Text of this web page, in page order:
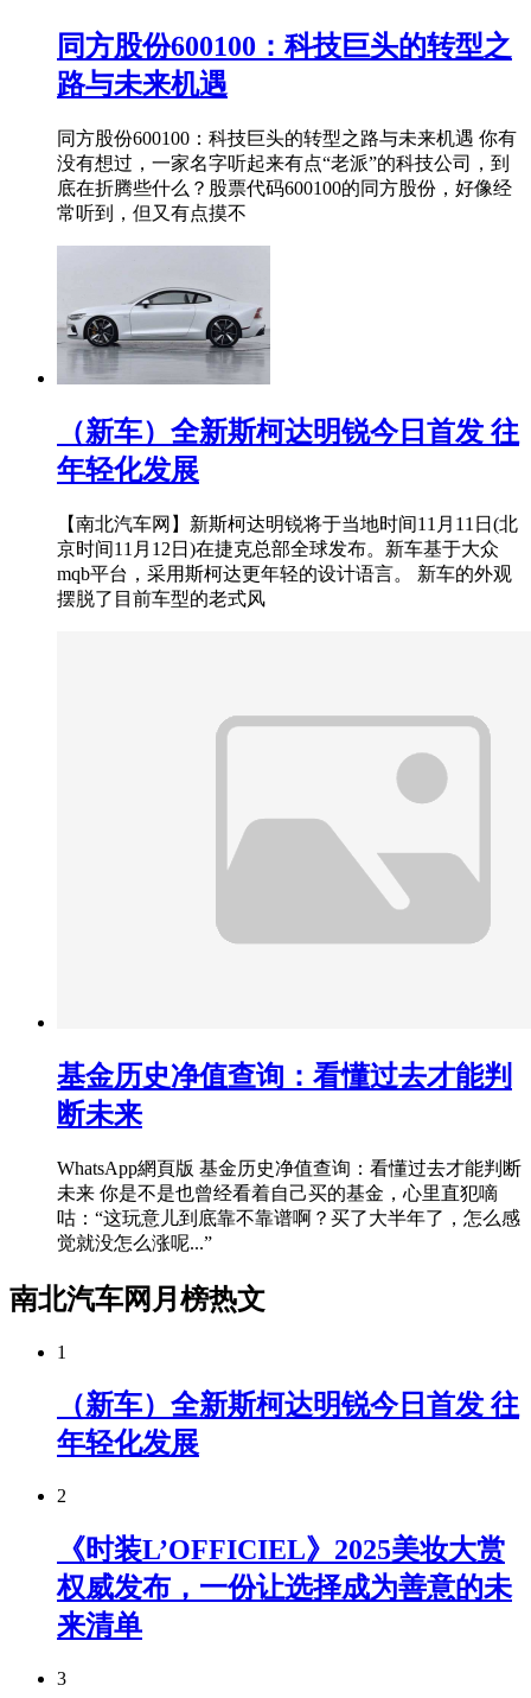
同方股份600100：科技巨头的转型之
路与未来机遇
同方股份600100：科技巨头的转型之路与未来机遇 你有
没有想过，一家名字听起来有点“老派”的科技公司，到
底在折腾些什么？股票代码600100的同方股份，好像经
常听到，但又有点摸不
（新车）全新斯柯达明锐今日首发 往
年轻化发展
【南北汽车网】新斯柯达明锐将于当地时间11月11日(北
京时间11月12日)在捷克总部全球发布。新车基于大众
mqb平台，采用斯柯达更年轻的设计语言。 新车的外观
摆脱了目前车型的老式风
基金历史净值查询：看懂过去才能判
断未来
WhatsApp網頁版 基金历史净值查询：看懂过去才能判断
未来 你是不是也曾经看着自己买的基金，心里直犯嘀
咕：“这玩意儿到底靠不靠谱啊？买了大半年了，怎么感
觉就没怎么涨呢...”
南北汽车网月榜热文
1
（新车）全新斯柯达明锐今日首发 往
年轻化发展
2
《时装L’OFFICIEL》2025美妆大赏
权威发布，一份让选择成为善意的未
来清单
3